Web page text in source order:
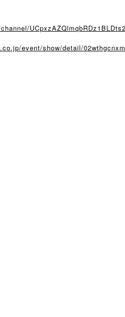
event/show/detail/